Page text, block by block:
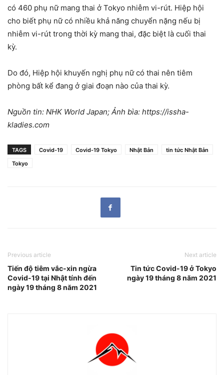
có 460 phụ nữ mang thai ở Tokyo nhiễm vi-rút. Hiệp hội
cho biết phụ nữ có nhiều khả năng chuyển nặng nếu bị
nhiễm vi-rút trong thời kỳ mang thai, đặc biệt là cuối thai
kỳ.
Do đó, Hiệp hội khuyến nghị phụ nữ có thai nên tiêm
phòng bất kể đang ở giai đoạn nào của thai kỳ.
Nguồn tin: NHK World Japan; Ảnh bìa: https://issha-
kladies.com
TAGS Covid-19 Covid-19 Tokyo Nhật Bản
tin tức Nhật Bản
Tokyo
Previous article
Tiến độ tiêm vắc-xin ngừa
Covid-19 tại Nhật tính đến
ngày 19 tháng 8 năm 2021
Next article
Tin tức Covid-19 ở Tokyo
ngày 19 tháng 8 năm 2021